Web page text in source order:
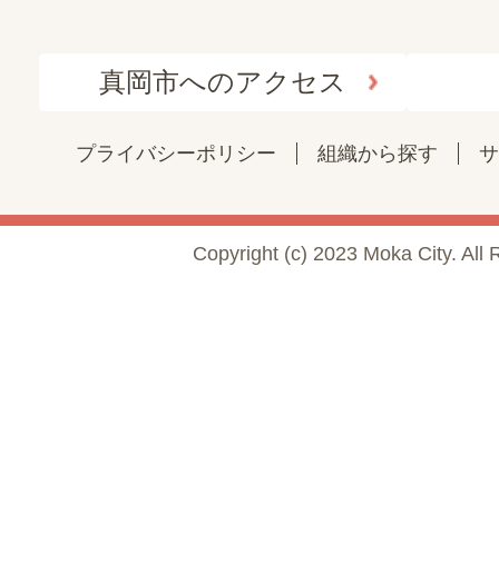
真岡市へのアクセス
プライバシーポリシー 組織から探す
Copyright (c) 2023 Moka City. All